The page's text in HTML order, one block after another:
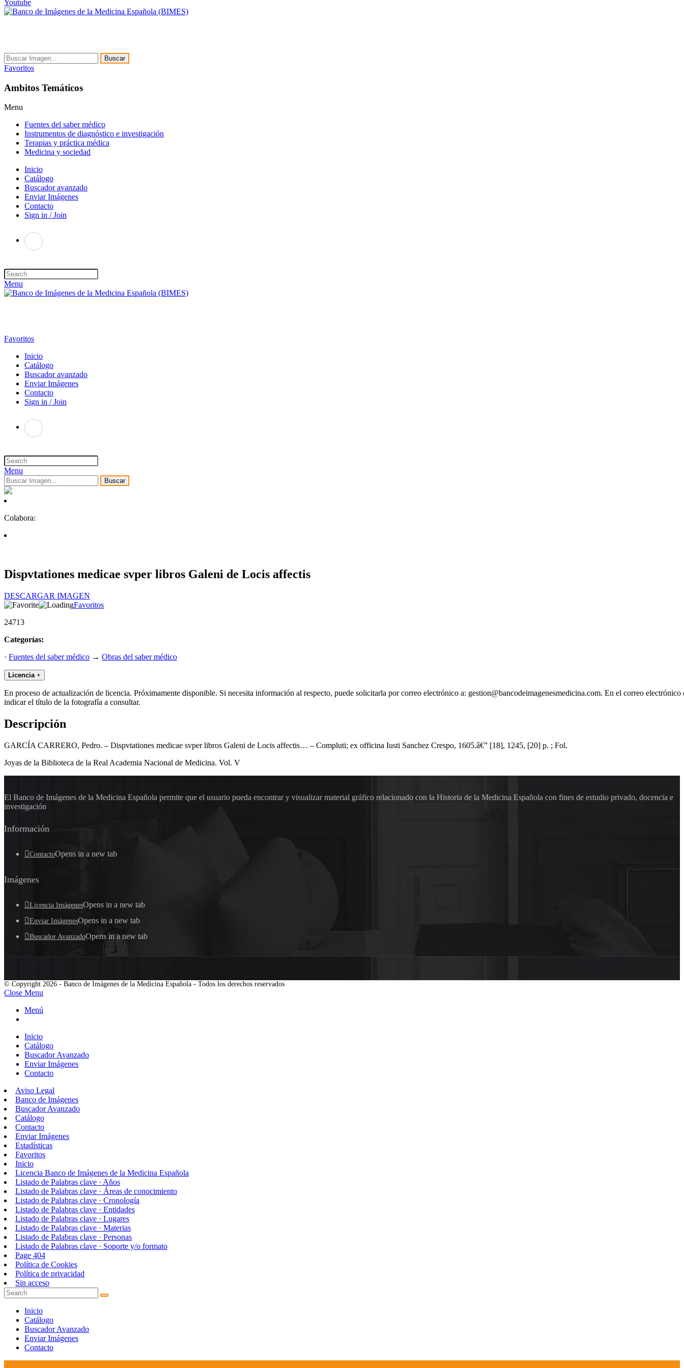
Youtube
Buscar
Favoritos
Ambitos Temáticos
Menu
Fuentes del saber médico
Instrumentos de diagnóstico e investigación
Terapias y práctica médica
Medicina y sociedad
Inicio
Catálogo
Buscador avanzado
Enviar Imágenes
Contacto
Sign in / Join
Menu
Favoritos
Inicio
Catálogo
Buscador avanzado
Enviar Imágenes
Contacto
Sign in / Join
Menu
Buscar
Colabora:
Dispvtationes medicae svper libros Galeni de Locis affectis
DESCARGAR IMAGEN
Favoritos
24713
Categorías:
· Fuentes del saber médico → Obras del saber médico
Licencia +
En proceso de actualización de licencia. Próximamente disponible. Si necesita información al respecto, puede solicitarla por correo electrónico a: gestion@bancodeimagenesmedicina.com. En el correo electrónico
indicar el título de la fotografía a consultar.
Descripción
GARCÍA CARRERO, Pedro. – Dispvtationes medicae svper libros Galeni de Locis affectis… – Compluti; ex officina Iusti Sanchez Crespo, 1605.â€” [18], 1245, [20] p. ; Fol.
Joyas de la Biblioteca de la Real Academia Nacional de Medicina. Vol. V
El Banco de Imágenes de la Medicina Española permite que el usuario pueda encontrar y visualizar material gráfico relacionado con la Historia de la Medicina Española con fines de estudio privado, docencia e
investigación
Información
ContactoOpens in a new tab
Imágenes
Licencia ImágenesOpens in a new tab
Enviar ImágenesOpens in a new tab
Buscador AvanzadoOpens in a new tab
© Copyright 2026 - Banco de Imágenes de la Medicina Española - Todos los derechos reservados
Close Menu
Menú
Inicio
Catálogo
Buscador Avanzado
Enviar Imágenes
Contacto
Aviso Legal
Banco de Imágenes
Buscador Avanzado
Catálogo
Contacto
Enviar Imágenes
Estadísticas
Favoritos
Inicio
Licencia Banco de Imágenes de la Medicina Española
Listado de Palabras clave · Años
Listado de Palabras clave · Áreas de conocimiento
Listado de Palabras clave · Cronología
Listado de Palabras clave · Entidades
Listado de Palabras clave · Lugares
Listado de Palabras clave · Materias
Listado de Palabras clave · Personas
Listado de Palabras clave · Soporte y/o formato
Page 404
Política de Cookies
Política de privacidad
Sin acceso
Inicio
Catálogo
Buscador Avanzado
Enviar Imágenes
Contacto